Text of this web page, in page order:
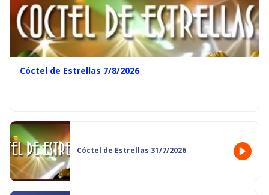
Cóctel de Estrellas 7/8/2026
Cóctel de Estrellas 31/7/2026